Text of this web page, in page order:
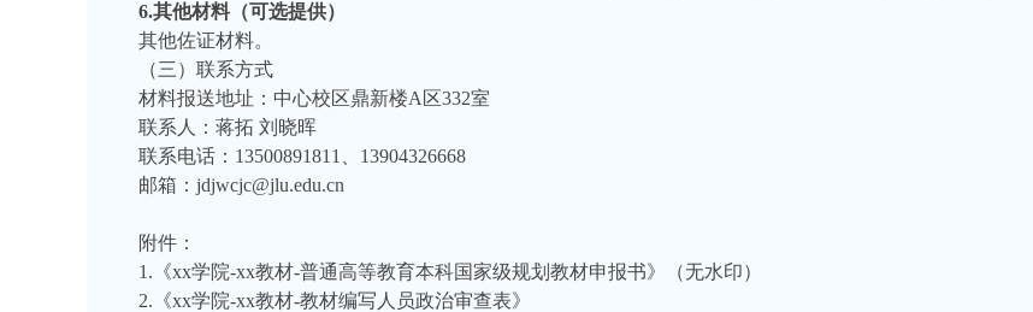
6.其他材料（可选提供）
其他佐证材料。
（三）联系方式
材料报送地址：中心校区鼎新楼A区332室
联系人：蒋拓 刘晓晖
联系电话： 13500891811、13904326668
邮箱： jdjwcjc@jlu.edu.cn
附件：
1.《xx学院-xx教材-普通高等教育本科国家级规划教材申报书》（无水印）
2.《xx学院-xx教材-教材编写人员政治审查表》